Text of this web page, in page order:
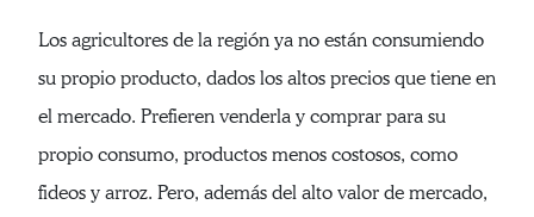
Los agricultores de la región ya no están consumiendo
su propio producto, dados los altos precios que tiene en
el mercado. Prefieren venderla y comprar para su
propio consumo, productos menos costosos, como
fideos y arroz. Pero, además del alto valor de mercado,